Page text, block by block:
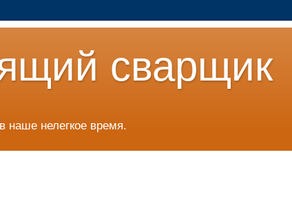
сварщик
наше нелегкое время.